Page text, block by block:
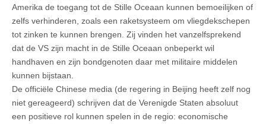
Amerika de toegang tot de Stille Oceaan kunnen bemoeilijken of
zelfs verhinderen, zoals een raketsysteem om vliegdekschepen
tot zinken te kunnen brengen. Zij vinden het vanzelfsprekend
dat de VS zijn macht in de Stille Oceaan onbeperkt wil
handhaven en zijn bondgenoten daar met militaire middelen
kunnen bijstaan.
De officiële Chinese media (de regering in Beijing heeft zelf nog
niet gereageerd) schrijven dat de Verenigde Staten absoluut
een positieve rol kunnen spelen in de regio: economische